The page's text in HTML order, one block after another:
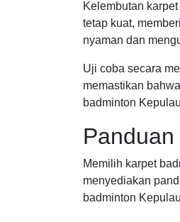
Kelembutan
tetap kuat,
nyaman dan
Uji coba secara
memastikan
badminton
Memilih karpet
menyediakan
badminton